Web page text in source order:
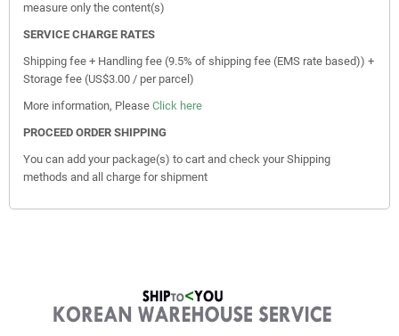
measure only the content(s)
SERVICE CHARGE RATES
Shipping fee + Handling fee (9.5% of shipping fee (EMS rate based)) +
Storage fee (US$3.00 / per parcel)
More information, Please Click here
PROCEED ORDER SHIPPING
You can add your package(s) to cart and check your Shipping
methods and all charge for shipment